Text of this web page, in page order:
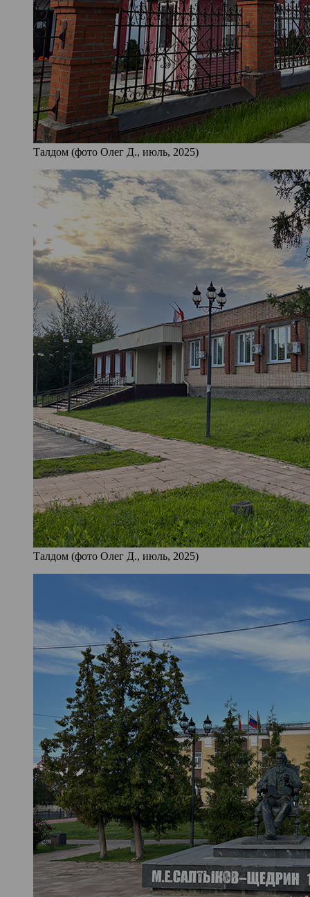
Талдом (фото Олег Д., июль, 2025)
Талдом (фото Олег Д., июль, 2025)